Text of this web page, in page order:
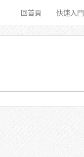
回首頁 快速入門